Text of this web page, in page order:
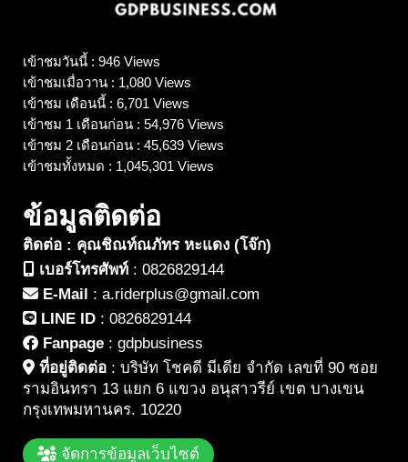
เข้าชมวันนี้ : 946 Views
เข้าชมเมื่อวาน : 1,080 Views
เข้าชม เดือนนี้ : 6,701 Views
เข้าชม 1 เดือนก่อน : 54,976 Views
เข้าชม 2 เดือนก่อน : 45,639 Views
เข้าชมทั้งหมด : 1,045,301 Views
ข้อมูลติดต่อ
ติดต่อ : คุณชิณท์ณภัทร หะแดง (โจ๊ก)
เบอร์โทรศัพท์ : 0826829144
E-Mail
: a.riderplus@gmail.com
LINE ID : 0826829144
Fanpage : gdpbusiness
ที่อยู่ติดต่อ : บริษัท โชคดี มีเดีย จำกัด เลขที่ 90 ซอย
รามอินทรา 13 แยก 6 แขวง อนุสาวรีย์ เขต บางเขน
กรุงเทพมหานคร. 10220
จัดการข้อมูลเว็บไซต์